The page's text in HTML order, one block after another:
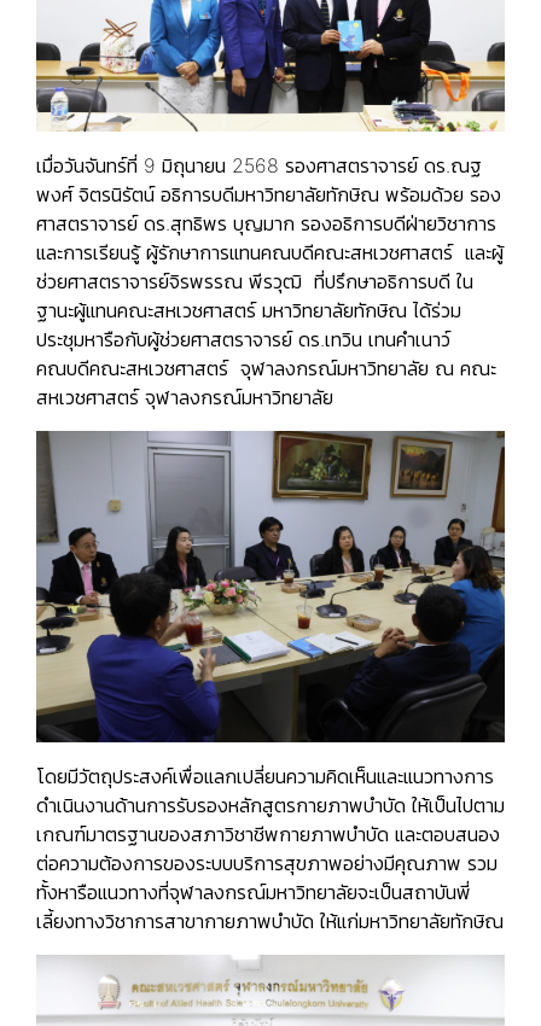
เมื่อวันจันทร์ที่ 9 มิถุนายน 2568 รองศาสตราจารย์ ดร.ณฐ
พงศ์ จิตรนิรัตน์ อธิการบดีมหาวิทยาลัยทักษิณ พร้อมด้วย รอง
ศาสตราจารย์ ดร.สุทธิพร บุญมาก รองอธิการบดีฝ่ายวิชาการ
และการเรียนรู้ ผู้รักษาการแทนคณบดีคณะสหเวชศาสตร์ และผู้
ช่วยศาสตราจารย์จิรพรรณ พีรวุฒิ ที่ปรึกษาอธิการบดี ใน
ฐานะผู้แทนคณะสหเวชศาสตร์ มหาวิทยาลัยทักษิณ ได้ร่วม
ประชุมหารือกับผู้ช่วยศาสตราจารย์ ดร.เทวิน เทนคำเนาว์
คณบดีคณะสหเวชศาสตร์ จุฬาลงกรณ์มหาวิทยาลัย ณ คณะ
สหเวชศาสตร์ จุฬาลงกรณ์มหาวิทยาลัย
โดยมีวัตถุประสงค์เพื่อแลกเปลี่ยนความคิดเห็นและแนวทางการ
ดำเนินงานด้านการรับรองหลักสูตรกายภาพบำบัด ให้เป็นไปตาม
เกณฑ์มาตรฐานของสภาวิชาชีพกายภาพบำบัด และตอบสนอง
ต่อความต้องการของระบบบริการสุขภาพอย่างมีคุณภาพ รวม
ทั้งหารือแนวทางที่จุฬาลงกรณ์มหาวิทยาลัยจะเป็นสถาบันพี่
เลี้ยงทางวิชาการสาขากายภาพบำบัด ให้แก่มหาวิทยาลัยทักษิณ